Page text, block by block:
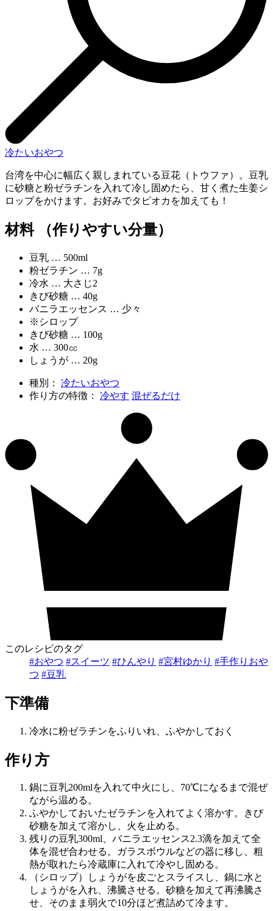
冷たいおやつ
台湾を中心に幅広く親しまれている豆花（トウファ）。豆乳
に砂糖と粉ゼラチンを入れて冷し固めたら、甘く煮た生姜シ
ロップをかけます。お好みでタピオカを加えても！
材料 （作りやすい分量）
豆乳 … 500ml
粉ゼラチン … 7g
冷水 … 大さじ2
きび砂糖 … 40g
バニラエッセンス … 少々
※シロップ
きび砂糖 … 100g
水 … 300㏄
しょうが … 20g
種別： 冷たいおやつ
作り方の特徴： 冷やす 混ぜるだけ
このレシピのタグ
#おやつ #スイーツ #ひんやり #宮村ゆかり #手作りおや
つ #豆乳
下準備
冷水に粉ゼラチンをふりいれ、ふやかしておく
作り方
鍋に豆乳200mlを入れて中火にし、70℃になるまで混ぜ
ながら温める。
ふやかしておいたゼラチンを入れてよく溶かす。きび
砂糖を加えて溶かし、火を止める。
残りの豆乳300ml、バニラエッセンス2.3滴を加えて全
体を混ぜ合わせる。ガラスボウルなどの器に移し、粗
熱が取れたら冷蔵庫に入れて冷やし固める。
（シロップ）しょうがを皮ごとスライスし、鍋に水と
しょうがを入れ、沸騰させる。砂糖を加えて再沸騰さ
せ、そのまま弱火で10分ほど煮詰めて冷ます。